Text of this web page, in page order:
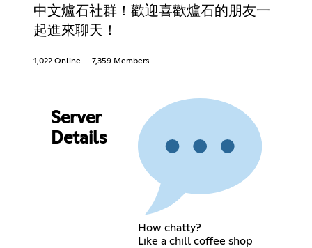
中文爐石社群！歡迎喜歡爐石的朋友一
起進來聊天！
1,022 Online 7,359 Members
Server
Details
How chatty?
Like a chill coffee shop